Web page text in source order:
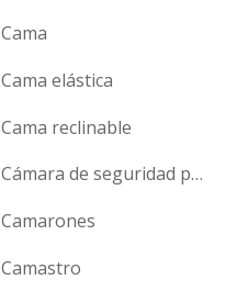
Cama
Cama elástica
Cama reclinable
Cámara de seguridad para casa
Camarones
Camastro